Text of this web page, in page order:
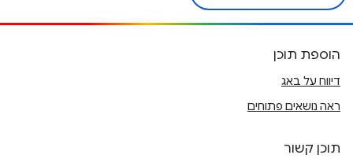
הוספת תוכן
דיווח על באג
ראה נושאים פתוחים
תוכן קשור